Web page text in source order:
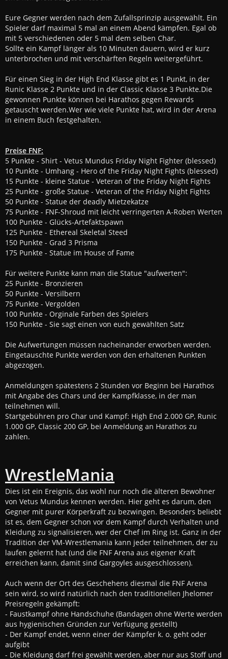
Eure Gegner werden nach dem Zufallsprinzip ausgewählt. Ein
Spieler darf maximal 5 mal an einem Abend kämpfen. Egal ob
mit 5 verschiedenen oder 5 mal dem selben Char.
Sollte ein Kampf länger als 10 Minuten dauern, wird er kurz
unterbrochen und mit verschärften Regeln weitergeführt.
Für einen Sieg in der High End Klasse gibt es 1 Punkt, in der
Runic Klasse 2 Punkte und in der Classic Klasse 3 Punkte.Die
gewonnen Punkte können bei Harathos gegen Rewards
getauscht werden.Wer wie viele Punkte hat, wird in der Arena
in einem Buch festgehalten.
Preise FNF:
5 Punkte - Shirt - Vetus Mundus Friday Night Fighter (blessed)
10 Punkte - Umhang - Hero of the Friday Night Fights (blessed)
15 Punkte - kleine Statue - Veteran of the Friday Night Fights
25 Punkte - große Statue - Veteran of the Friday Night Fights
50 Punkte - Statue der deadly Mietzekatze
75 Punkte - FNF-Shroud mit leicht verringerten A-Roben Werten
100 Punkte - Glücks-Artefaktspawn
125 Punkte - Ethereal Skeletal Steed
150 Punkte - Grad 3 Prisma
175 Punkte - Statue im House of Fame
Für weitere Punkte kann man die Statue "aufwerten":
25 Punkte - Bronzieren
50 Punkte - Versilbern
75 Punkte - Vergolden
100 Punkte - Orginale Farben des Spielers
150 Punkte - Sie sagt einen von euch gewählten Satz
Die Aufwertungen müssen nacheinander erworben werden.
Eingetauschte Punkte werden von den erhaltenen Punkten
abgezogen.
Anmeldungen spätestens 2 Stunden vor Beginn bei Harathos
mit Angabe des Chars und der Kampfklasse, in der man
teilnehmen will.
Startgebühren pro Char und Kampf: High End 2.000 GP, Runic
1.000 GP, Classic 200 GP, bei Anmeldung an Harathos zu
zahlen.
WrestleMania
Dies ist ein Ereignis, das wohl nur noch die älteren Bewohner
von Vetus Mundus kennen werden. Hier geht es darum, den
Gegner mit purer Körperkraft zu bezwingen. Besonders beliebt
ist es, dem Gegner schon vor dem Kampf durch Verhalten und
Kleidung zu signalisieren, wer der Chef im Ring ist. Ganz in der
Tradition der VM-Wrestlemania kann jeder teilnehmen, der zu
laufen gelernt hat (und die FNF Arena aus eigener Kraft
erreichen kann, damit sind Gargoyles ausgeschlossen).
Auch wenn der Ort des Geschehens diesmal die FNF Arena
sein wird, so wird natürlich nach den traditionellen Jhelomer
Preisregeln gekämpft:
- Faustkampf ohne Handschuhe (Bandagen ohne Werte werden
aus hygienischen Gründen zur Verfügung gestellt)
- Der Kampf endet, wenn einer der Kämpfer k. o. geht oder
aufgibt
- Die Kleidung darf frei gewählt werden, aber nur aus Stoff und